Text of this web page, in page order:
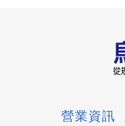
營業資訊